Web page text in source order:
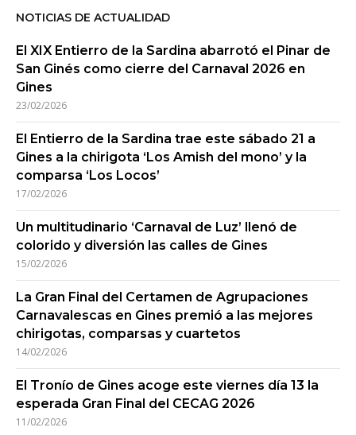
NOTICIAS DE ACTUALIDAD
El XIX Entierro de la Sardina abarrotó el Pinar de
San Ginés como cierre del Carnaval 2026 en
Gines
23/02/2026
El Entierro de la Sardina trae este sábado 21 a
Gines a la chirigota ‘Los Amish del mono’ y la
comparsa ‘Los Locos’
17/02/2026
Un multitudinario ‘Carnaval de Luz’ llenó de
colorido y diversión las calles de Gines
15/02/2026
La Gran Final del Certamen de Agrupaciones
Carnavalescas en Gines premió a las mejores
chirigotas, comparsas y cuartetos
14/02/2026
El Tronío de Gines acoge este viernes día 13 la
esperada Gran Final del CECAG 2026
11/02/2026